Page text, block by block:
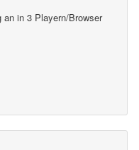
in 3 Playern/Browser